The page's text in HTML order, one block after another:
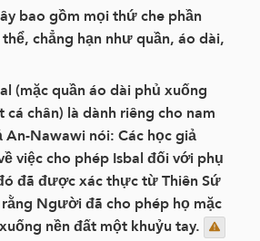
bao gồm mọi thứ che phần
chẳng hạn như quần, áo dài,
(mặc quần áo dài phủ xuống
chân) là dành riêng cho nam
Nawawi nói: Các học giả
việc cho phép Isbal đối với phụ
đã được xác thực từ Thiên Sứ
nền đất một khuỷu tay.